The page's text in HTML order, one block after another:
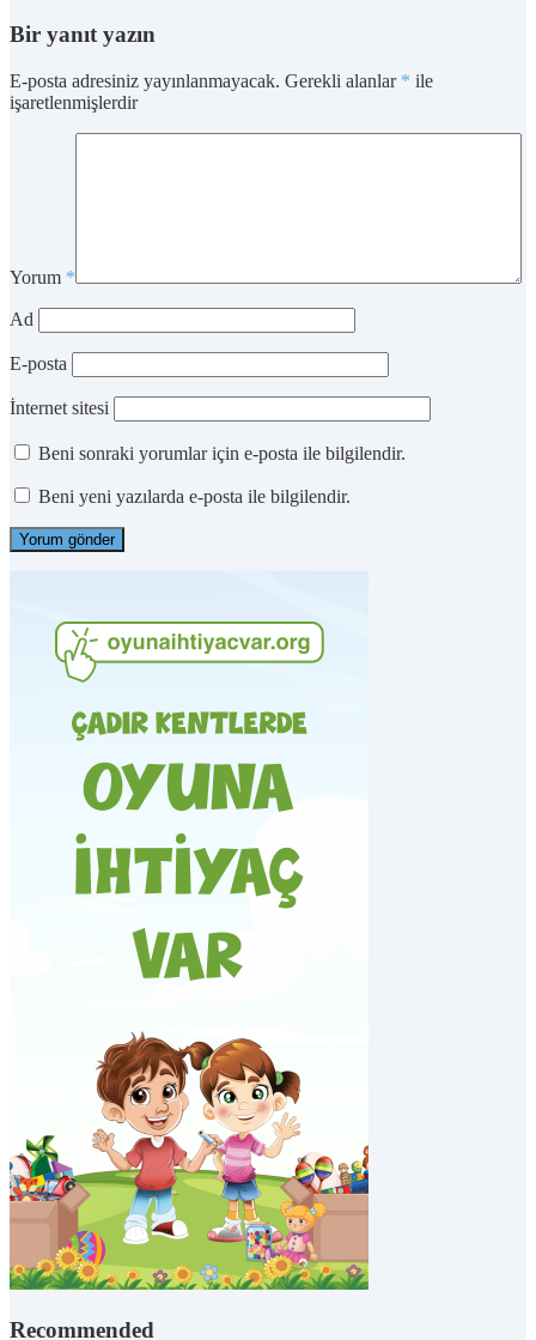
Bir yanıt yazın
E-posta adresiniz yayınlanmayacak. Gerekli alanlar * ile
işaretlenmişlerdir
Yorum *
Ad
E-posta
İnternet sitesi
Beni sonraki yorumlar için e-posta ile bilgilendir.
Beni yeni yazılarda e-posta ile bilgilendir.
Recommended